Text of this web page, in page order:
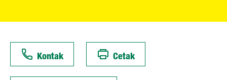
Kontak Cetak